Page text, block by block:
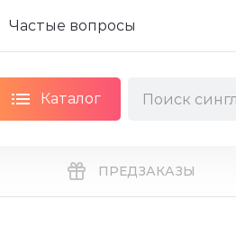
Частые вопросы
Каталог
ПРЕДЗАКАЗЫ